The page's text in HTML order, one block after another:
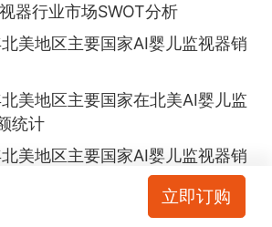
器行业市场SWOT分析
美地区主要国家AI婴儿监视器销
美地区主要国家在北美AI婴儿监
统计
美地区主要国家AI婴儿监视器销
美地区主要国家在北美AI婴儿监
立即订购